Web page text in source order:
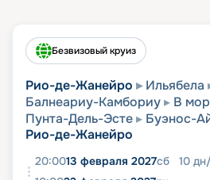
Безвизовый круиз
Рио-де-Жанейро Ильябела
Балнеариу-Камбориу
В
Пунта-Дель-Эсте
Буэнос-
Рио-де-Жанейро
20:0013 февраля 2027сб 10 дн/